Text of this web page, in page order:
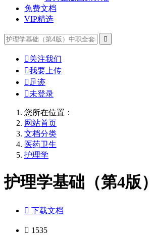
免费文档
VIP精选

关注我们
我要上传
 足迹
未登录
您所在位置：
网站首页
文档分类
医药卫生
护理学
护理学基础（第4版
 下载文档
 1535